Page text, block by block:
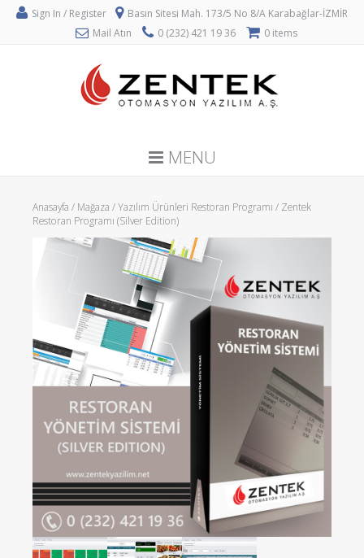
Sign In / Register
Basın Sitesi Mah. 173/5 No 8/A Karabağlar-İZMİR
Mail Atın
0 (232) 421 19 36 0 items
MENU
Anasayfa / Mağaza /Yazılım Ürünleri Restoran Programı / Zentek
Restoran Programı (Silver Edition)